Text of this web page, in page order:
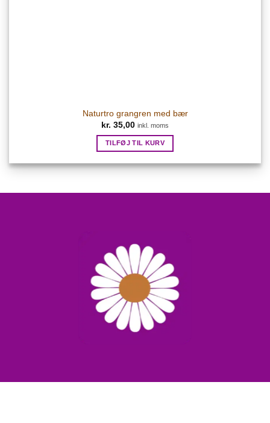
Naturtro grangren med bær
kr. 35,00 inkl. moms
TILFØJ TIL KURV